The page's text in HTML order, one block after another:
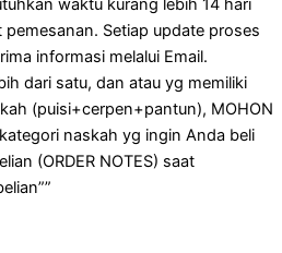
waktu kurang lebih 14 hari
Setiap update proses
informasi melalui Email.
dari satu, dan atau yg memiliki
(puisi+cerpen+pantun), MOHON
naskah yg ingin Anda beli
(ORDER NOTES) saat